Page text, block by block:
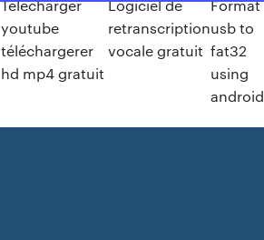
Telecharger
youtube
téléchargerer
hd mp4 gratuit
Logiciel de
retranscription
vocale gratuit
Format
usb to
fat32
using
android